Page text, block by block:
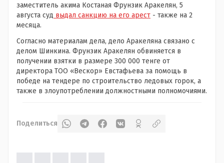
заместитель акима Костаная Фрунзик Аракелян, 5
августа суд выдал санкцию на его арест - также на 2
месяца.
Согласно материалам дела, дело Аракеляна связано с
делом Шинкина. Фрунзик Аракелян обвиняется в
получении взятки в размере 300 000 тенге от
директора ТОО «Вескор» Евстафьева за помощь в
победе на тендере по строительство ледовых горок, а
также в злоупотреблении должностными полномочиями.
Поделиться